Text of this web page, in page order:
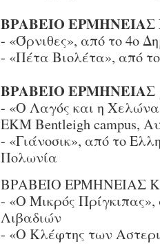
ΒΡΑΒΕΙΟ ΕΡΜΗΝΕΙΑΣ
- «Όρνιθες», από το 4ο
- «Πέτα Βιολέτα», από
ΒΡΑΒΕΙΟ ΕΡΜΗΝΕΙΑΣ
- «Ο Λαγός και η
ΕΚΜ Bentleigh campus,
- «Γιάνοσικ», από το
Πολωνία
ΒΡΑΒΕΙΟ ΕΡΜΗΝΕΙΑΣ
- «Ο Μικρός
Λιβαδιών
- «Ο Κλέφτης των